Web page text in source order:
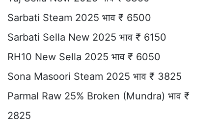
Sarbati Steam 2025 भाव ₹ 6500
Sarbati Sella New 2025 भाव ₹ 6150
RH10 New Sella 2025 भाव ₹ 6050
Sona Masoori Steam 2025 भाव ₹ 3825
Parmal Raw 25% Broken (Mundra) भाव ₹
2825